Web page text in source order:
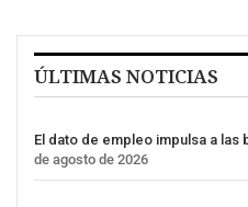
ÚLTIMAS NOTICIAS
El dato de empleo impulsa a
de agosto de 2026